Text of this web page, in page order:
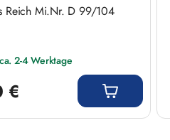
Reich Mi.Nr. D 99/104
2-4 Werktage
€